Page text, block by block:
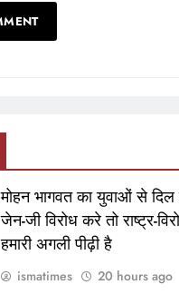
मोहन भागवत का युवाओं से
जेन-जी विरोध करे तो राष्ट्र-
हमारी अगली पीढ़ी है
ismatimes 20 hours ago